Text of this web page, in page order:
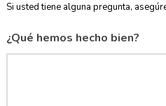
Si usted tiene alguna pregunta,
¿Qué hemos hecho bien?